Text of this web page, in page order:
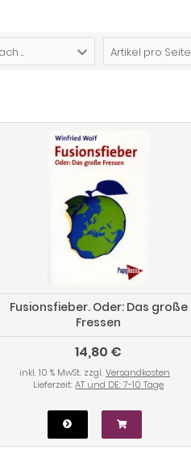
... Artikel pro Seite
Fusionsfieber. Oder: Das große
Fressen
14,80 €
inkl. 10 % MwSt. zzgl.Versandkosten
Lieferzeit:AT und DE: 7-10 Tage